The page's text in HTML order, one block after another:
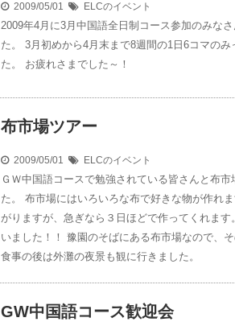
2009/05/01 ELCのイベント
2009年4月に3月中国語全日制コース参加のみな
た。 3月初めから4月末まで8週間の1日6コマのみ
た。 お疲れさまでした～！
布市場ツアー
2009/05/01 ELCのイベント
ＧＷ中国語コースで勉強されている皆さんと布
た。 布市場にはいろいろな布で好きな物が作れ
がりますが、急ぎなら３日ほどで作ってくれま
いました！！ 豫園のそばにある布市場なので、
食事の後は外灘の夜景も観に行きました。
GW中国語コース歓迎会